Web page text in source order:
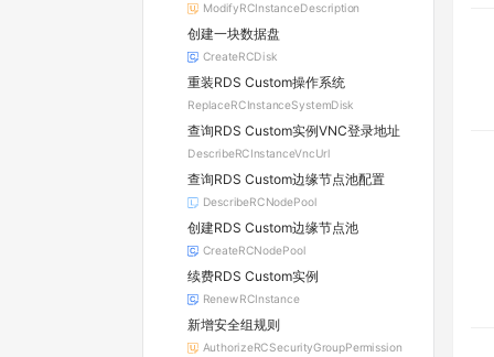
ModifyRCInstanceDescription
创建一块数据盘
CreateRCDisk
重装RDS Custom操作系统
ReplaceRCInstanceSystemDisk
查询RDS Custom实例VNC登录地址
DescribeRCInstanceVncUrl
查询RDS Custom边缘节点池配置
DescribeRCNodePool
创建RDS Custom边缘节点池
CreateRCNodePool
续费RDS Custom实例
RenewRCInstance
新增安全组规则
AuthorizeRCSecurityGroupPermission